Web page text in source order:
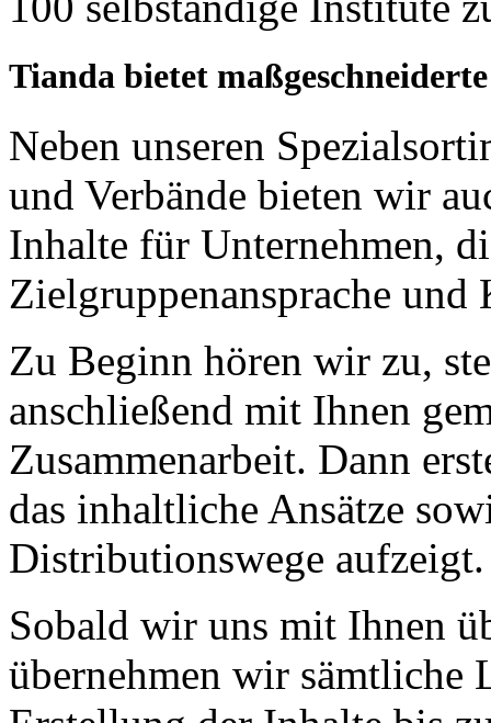
Tianda bietet
Neben unseren
und Verbände bieten wir
Inhalte für Unternehmen,
Zielgruppenansprache und
Zu Beginn hören wir zu,
anschließend mit Ihnen
Zusammenarbeit. Dann
das inhaltliche Ansätze
Distributionswege aufzeigt.
Sobald wir uns mit Ihnen
übernehmen wir sämtliche